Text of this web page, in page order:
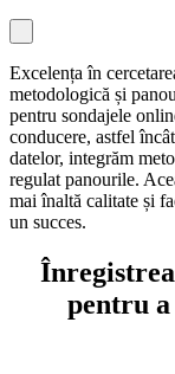
Excelența în
metodologică și
pentru sondajele
conducere, astfel
datelor, integrăm
regulat panourile.
mai înaltă calitate și
un succes.
pentru